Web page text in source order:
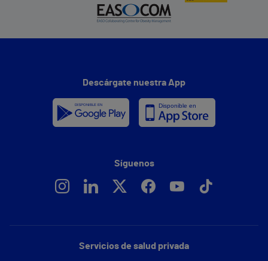
Servicios de salud privada
Descárgate nuestra App
Síguenos